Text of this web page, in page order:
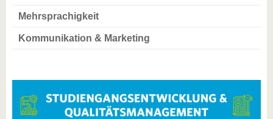
Mehrsprachigkeit
Kommunikation & Marketing